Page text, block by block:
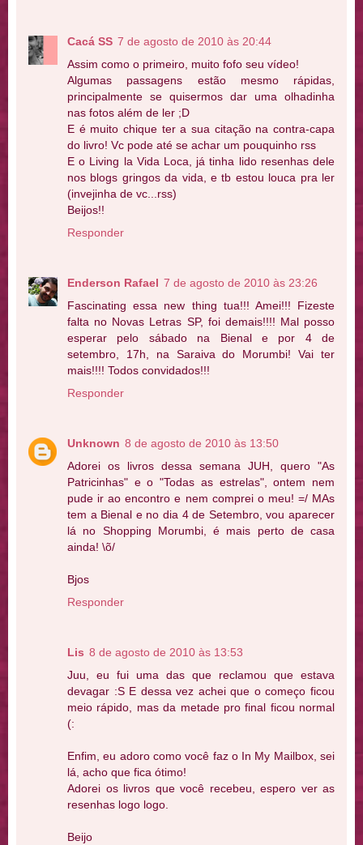
Cacá SS 7 de agosto de 2010 às 20:44
Assim como o primeiro, muito fofo seu vídeo!
Algumas passagens estão mesmo rápidas,
principalmente se quisermos dar uma olhadinha
nas fotos além de ler ;D
E é muito chique ter a sua citação na contra-capa
do livro! Vc pode até se achar um pouquinho rss
E o Living la Vida Loca, já tinha lido resenhas dele
nos blogs gringos da vida, e tb estou louca pra ler
(invejinha de vc...rss)
Beijos!!
Responder
Enderson Rafael 7 de agosto de 2010 às 23:26
Fascinating essa new thing tua!!! Amei!!! Fizeste
falta no Novas Letras SP, foi demais!!!! Mal posso
esperar pelo sábado na Bienal e por 4 de
setembro, 17h, na Saraiva do Morumbi! Vai ter
mais!!!! Todos convidados!!!
Responder
Unknown 8 de agosto de 2010 às 13:50
Adorei os livros dessa semana JUH, quero "As
Patricinhas" e o "Todas as estrelas", ontem nem
pude ir ao encontro e nem comprei o meu! =/ MAs
tem a Bienal e no dia 4 de Setembro, vou aparecer
lá no Shopping Morumbi, é mais perto de casa
ainda! \õ/
Bjos
Responder
Lis 8 de agosto de 2010 às 13:53
Juu, eu fui uma das que reclamou que estava
devagar :S E dessa vez achei que o começo ficou
meio rápido, mas da metade pro final ficou normal
(:
Enfim, eu adoro como você faz o In My Mailbox, sei
lá, acho que fica ótimo!
Adorei os livros que você recebeu, espero ver as
resenhas logo logo.
Beijo